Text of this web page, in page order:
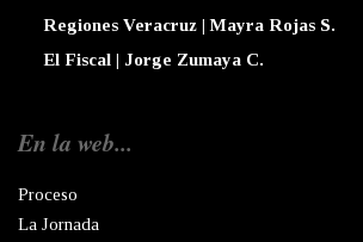
Regiones Veracruz | Mayra Rojas S.
El Fiscal | Jorge Zumaya C.
En la web...
Proceso
La Jornada